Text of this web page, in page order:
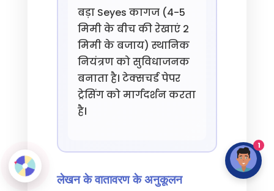
बड़ा Seyes कागज (4-5
मिमी के बीच की रेखाएं 2
मिमी के बजाय) स्थानिक
नियंत्रण को सुविधाजनक
बनाता है। टेक्सचर्ड पेपर
ट्रेसिंग को मार्गदर्शन करता
है।
लेखन के वातावरण के अनुकूलन
1